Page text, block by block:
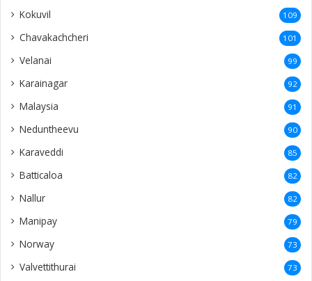
Kokuvil 109
Chavakachcheri 101
Velanai 99
Karainagar 92
Malaysia 91
Neduntheevu 90
Karaveddi 85
Batticaloa 82
Nallur 82
Manipay 79
Norway 73
Valvettithurai 73